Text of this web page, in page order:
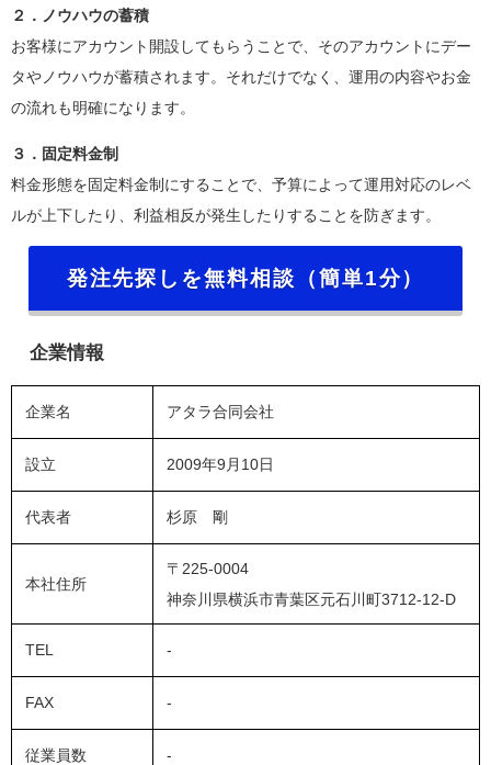
２．ノウハウの蓄積
お客様にアカウント開設してもらうことで、そのアカウントにデー
タやノウハウが蓄積されます。それだけでなく、運用の内容やお金
の流れも明確になります。
３．固定料金制
料金形態を固定料金制にすることで、予算によって運用対応のレベ
ルが上下したり、利益相反が発生したりすることを防ぎます。
発注先探しを無料相談（簡単1分）
企業情報
企業名 アタラ合同会社
設立 2009年9月10日
代表者 杉原 剛
本社住所
〒225-0004
神奈川県横浜市青葉区元石川町3712-12-D
TEL -
FAX -
従業員数 -